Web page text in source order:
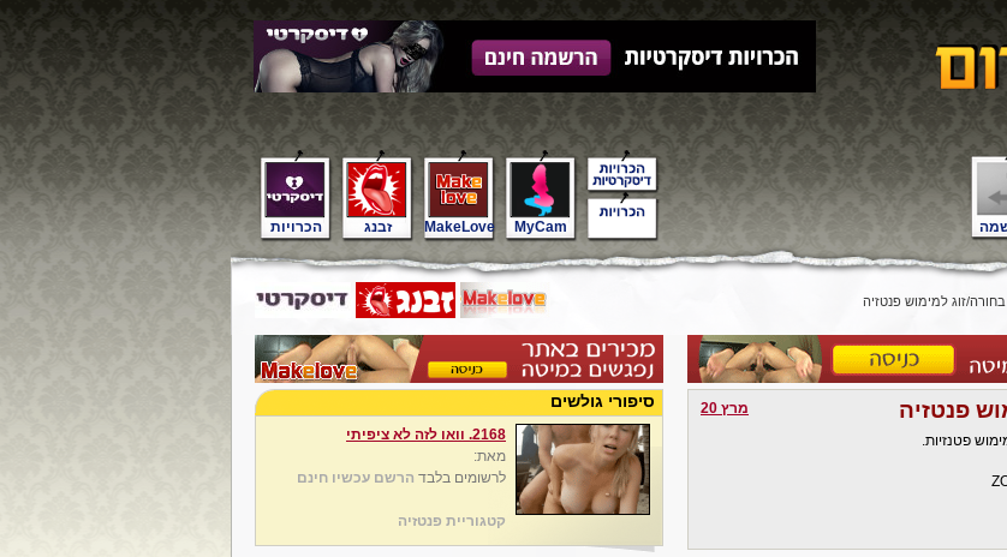
הכרויות זבנג MakeLove MyCam
זוג למימוש פנטזיה
פנטזיה
מרץ 20
סיפורי גולשים
2168. וואו לזה לא ציפיתי
מאת:
לרשומים בלבד הרשם עכשיו חינם
קטגוריית פנטזיה